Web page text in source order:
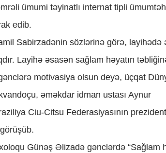
ümumi təyinatlı internat tipli
edib.
Sabirzadənin sözlərinə görə, layihədə
Layihə əsasən sağlam həyatın
motivasiya olsun deyə, üçqat
əməkdar idman ustası Aynur
Ciu-Citsu Federasiyasının
Günəş Əlizadə gənclərdə “Sağlam